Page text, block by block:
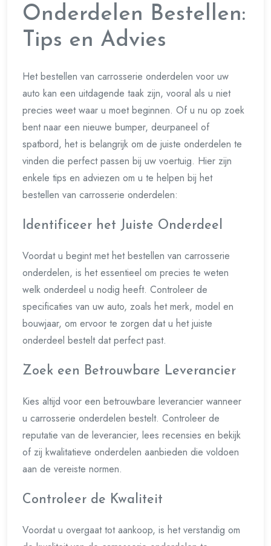
Onderdelen Bestellen:
Tips en Advies
Het bestellen van carrosserie onderdelen voor uw
auto kan een uitdagende taak zijn, vooral als u niet
precies weet waar u moet beginnen. Of u nu op zoek
bent naar een nieuwe bumper, deurpaneel of
spatbord, het is belangrijk om de juiste onderdelen te
vinden die perfect passen bij uw voertuig. Hier zijn
enkele tips en adviezen om u te helpen bij het
bestellen van carrosserie onderdelen:
Identificeer het Juiste Onderdeel
Voordat u begint met het bestellen van carrosserie
onderdelen, is het essentieel om precies te weten
welk onderdeel u nodig heeft. Controleer de
specificaties van uw auto, zoals het merk, model en
bouwjaar, om ervoor te zorgen dat u het juiste
onderdeel bestelt dat perfect past.
Zoek een Betrouwbare Leverancier
Kies altijd voor een betrouwbare leverancier wanneer
u carrosserie onderdelen bestelt. Controleer de
reputatie van de leverancier, lees recensies en bekijk
of zij kwalitatieve onderdelen aanbieden die voldoen
aan de vereiste normen.
Controleer de Kwaliteit
Voordat u overgaat tot aankoop, is het verstandig om